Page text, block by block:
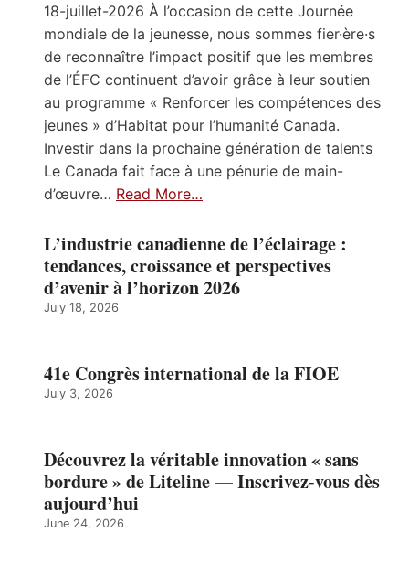
18-juillet-2026 À l’occasion de cette Journée
mondiale de la jeunesse, nous sommes fier·ère·s
de reconnaître l’impact positif que les membres
de l’ÉFC continuent d’avoir grâce à leur soutien
au programme « Renforcer les compétences des
jeunes » d’Habitat pour l’humanité Canada.
Investir dans la prochaine génération de talents
Le Canada fait face à une pénurie de main-
d’œuvre… Read More…
L’industrie canadienne de l’éclairage :
tendances, croissance et perspectives
d’avenir à l’horizon 2026
July 18, 2026
41e Congrès international de la FIOE
July 3, 2026
Découvrez la véritable innovation « sans
bordure » de Liteline — Inscrivez-vous dès
aujourd’hui
June 24, 2026